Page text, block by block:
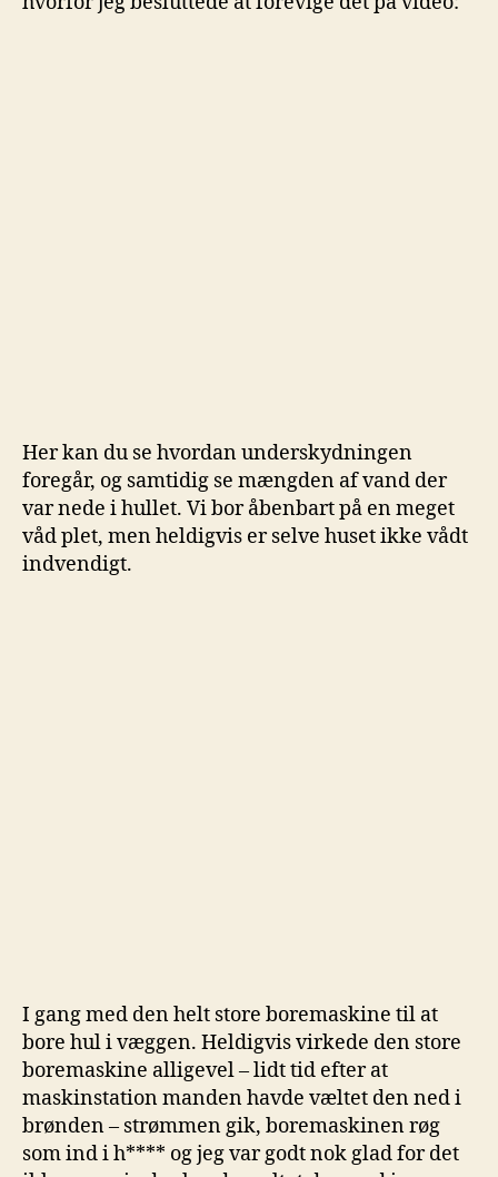
Her kan du se hvordan underskydningen
foregår, og samtidig se mængden af vand der
var nede i hullet. Vi bor åbenbart på en meget
våd plet, men heldigvis er selve huset ikke vådt
indvendigt.
I gang med den helt store boremaskine til at
bore hul i væggen. Heldigvis virkede den store
boremaskine alligevel – lidt tid efter at
maskinstation manden havde væltet den ned i
brønden – strømmen gik, boremaskinen røg
som ind i h**** og jeg var godt nok glad for det